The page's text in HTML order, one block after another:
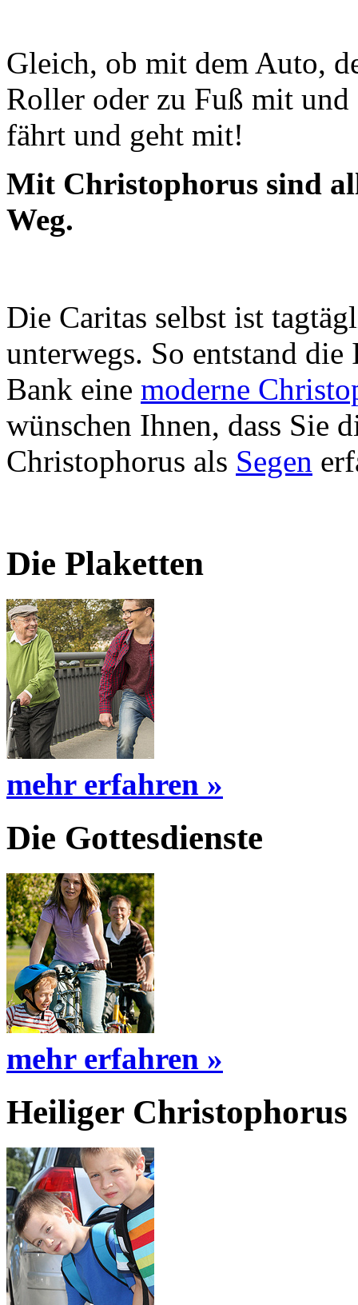
Gleich, ob mit dem Auto,
Roller oder zu Fuß mit
fährt und geht mit!
Mit Christophorus sind
Weg.
Die Caritas selbst ist
unterwegs. So entstand
Bank eine moderne
wünschen Ihnen, dass Sie
Christophorus als Segen
Die Plaketten
mehr erfahren »
Die Gottesdienste
mehr erfahren »
Heiliger Christophorus